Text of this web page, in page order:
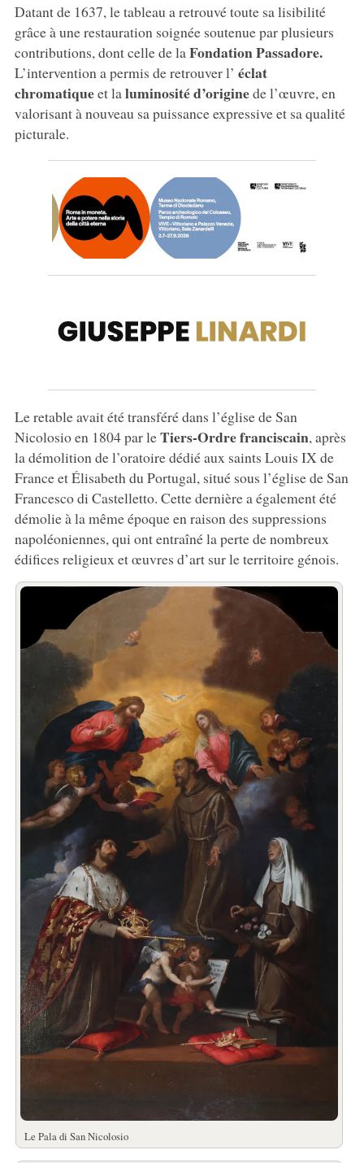
Datant de 1637, le tableau a retrouvé toute sa lisibilité
grâce à une restauration soignée soutenue par plusieurs
contributions, dont celle de la Fondation Passadore.
L’intervention a permis de retrouver l’ éclat
chromatiqueet laluminosité d’originede l’œuvre, en
valorisant à nouveau sa puissance expressive et sa qualité
picturale.
Le retable avait été transféré dans l’église de San
Nicolosio en 1804 par leTiers-Ordre franciscain, après
la démolition de l’oratoire dédié aux saints Louis IX de
France et Élisabeth du Portugal, situé sous l’église de San
Francesco di Castelletto. Cette dernière a également été
démolie à la même époque en raison des suppressions
napoléoniennes, qui ont entraîné la perte de nombreux
édifices religieux et œuvres d’art sur le territoire génois.
Le Pala di San Nicolosio